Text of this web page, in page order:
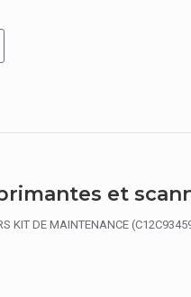
KIT DE MAINTENANCE